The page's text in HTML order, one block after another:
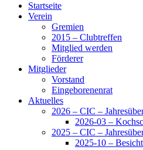
Startseite
Verein
Gremien
2015 – Clubtreffen
Mitglied werden
Förderer
Mitglieder
Vorstand
Eingeborenenrat
Aktuelles
2026 – CIC –
2026-03 –
2025 – CIC –
2025-10 –